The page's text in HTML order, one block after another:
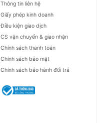
Thông tin liên hệ
Giấy phép kinh doanh
Điều kiện giao dịch
CS vận chuyển & giao nhận
Chính sách thanh toán
Chính sách bảo mật
Chính sách bảo hành đổi trả